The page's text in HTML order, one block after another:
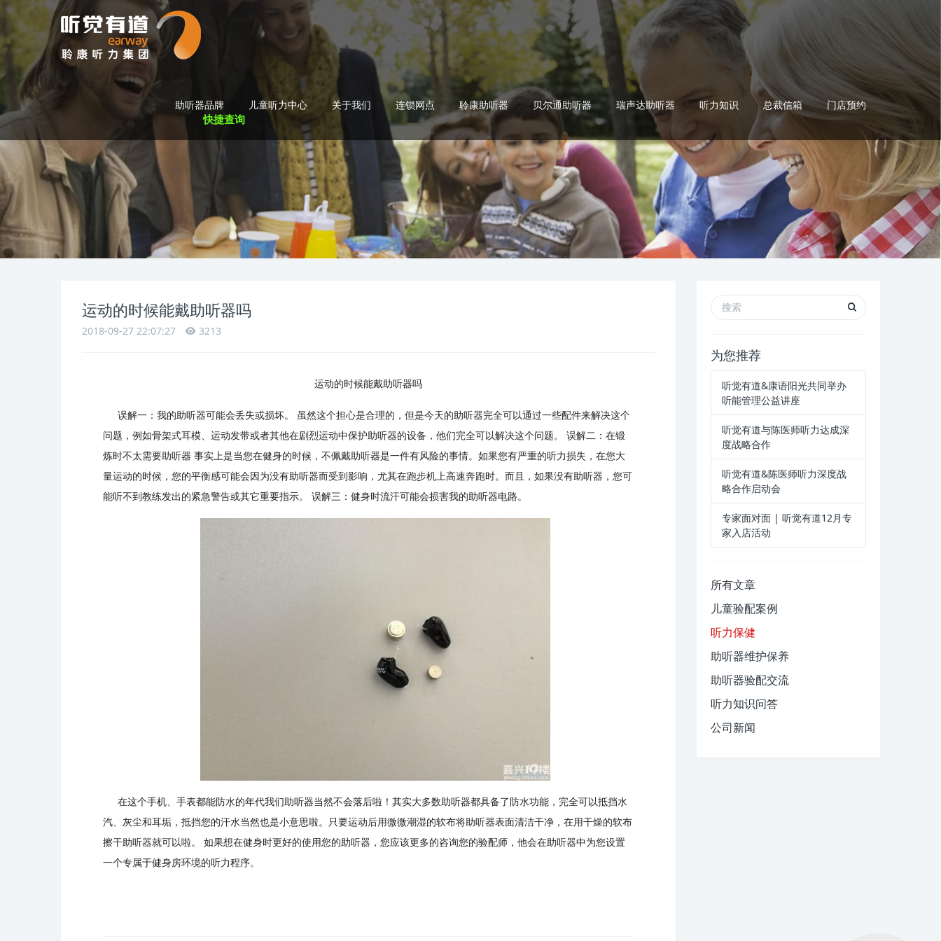
快捷查询
助听器品牌 儿童听力中心 关于我们 连锁网点 聆康助听器 贝尔通助听器 瑞声达助听器 听力知识 总裁信箱 门店预约
运动的时候能戴助听器吗
2018-09-27 22:07:27 3213
运动的时候能戴助听器吗
误解一：我的助听器可能会丢失或损坏。
虽然这个担心是合理的，但是今天的助听器完全可以通过一些配件来解决这个
问题，例如骨架式耳模、运动发带或者其他在剧烈运动中保护助听器的设备，他们完全可以解决这个问题。
误解二：在锻
炼时不太需要助听器 事实上是当您在健身的时候，不佩戴助听器是一件有风险的事情。如果您有严重的听力损失，在您大
量运动的时候，您的平衡感可能会因为没有助听器而受到影响，尤其在跑步机上高速奔跑时。而且，如果没有助听器，您可
能听不到教练发出的紧急警告或其它重要指示。
误解三：健身时流汗可能会损害我的助听器电路。
在这个手机、手表都能防水的年代我们助听器当然不会落后啦！其实大多数助听器都具备了防水功能，完全可以抵挡水
汽、灰尘和耳垢，抵挡您的汗水当然也是小意思啦。只要运动后用微微潮湿的软布将助听器表面清洁干净，在用干燥的软布
擦干助听器就可以啦。
如果想在健身时更好的使用您的助听器，您应该更多的咨询您的验配师，他会在助听器中为您设置
一个专属于健身房环境的听力程序。
为您推荐
听觉有道&康语阳光共同举办
听能管理公益讲座
听觉有道与陈医师听力达成深
度战略合作
听觉有道&陈医师听力深度战
略合作启动会
专家面对面 | 听觉有道12月专
家入店活动
所有文章
儿童验配案例
听力保健
助听器维护保养
助听器验配交流
听力知识问答
公司新闻